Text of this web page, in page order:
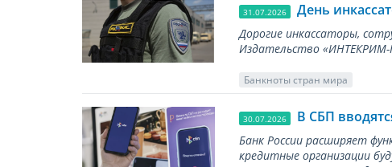
31.07.2026 День
Дорогие инкассаторы,
Издательство «ИНТЕКРИМ-
Банкноты стран мира
30.07.2026 В СБП
Банк России расширяет
кредитные организации